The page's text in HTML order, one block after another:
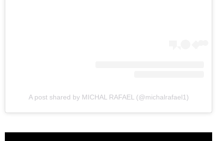
A post shared by MICHAL RAFAEL (@michalrafael1)
ראשי
חדשות